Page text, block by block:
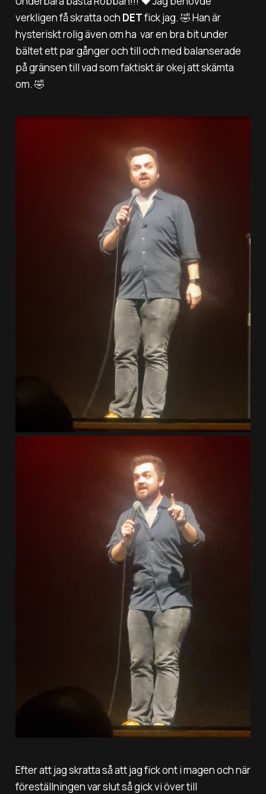
verkligen få skratta och DETfick jag. 🤣 Han är
hysteriskt rolig även om ha var en bra bit under
bältet ett par gånger och till och med balanserade
på gränsen till vad som faktiskt är okej att skämta
om. 🤣
Efter att jag skratta så att jag fick ont i magen och när
föreställningen var slut så gick vi över till